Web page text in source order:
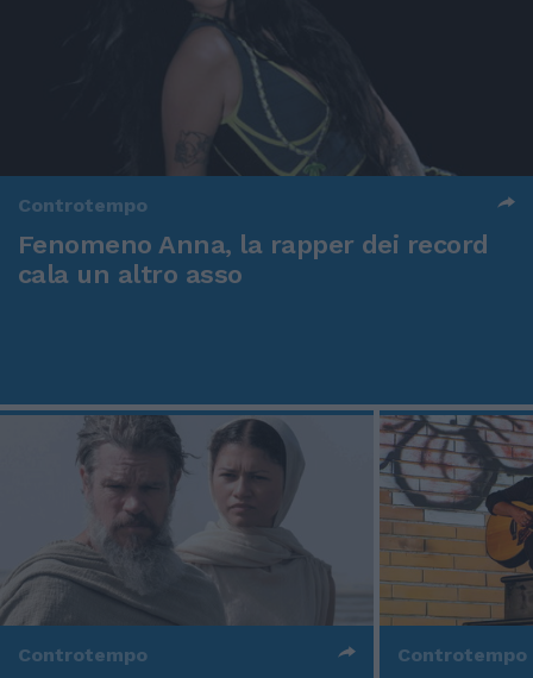
Controtempo
Fenomeno Anna, la rapper dei record
cala un altro asso
Controtempo Controtempo